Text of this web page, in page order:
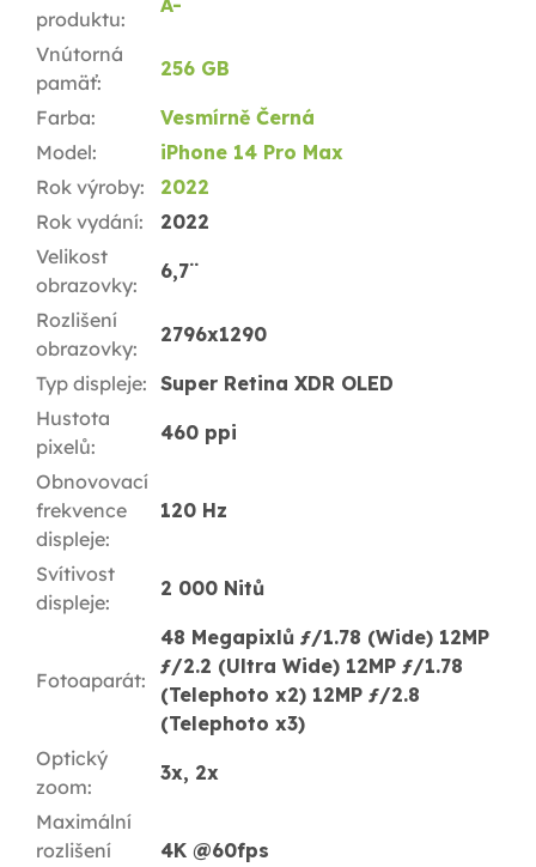
produktu:
A-
Vnútorná
pamäť:
256 GB
Farba:
Vesmírně Černá
Model:
iPhone 14 Pro Max
Rok výroby:
2022
Rok vydání:
2022
Velikost
obrazovky:
6,7¨
Rozlišení
obrazovky:
2796x1290
Typ displeje: Super Retina XDR OLED
Hustota
pixelů:
460 ppi
Obnovovací
frekvence
displeje:
120 Hz
Svítivost
displeje:
2 000 Nitů
Fotoaparát:
48 Megapixlů ƒ/1.78 (Wide) 12MP
ƒ/2.2 (Ultra Wide) 12MP ƒ/1.78
(Telephoto x2) 12MP ƒ/2.8
(Telephoto x3)
Optický
zoom:
3x, 2x
Maximální
rozlišení
4K @60fps